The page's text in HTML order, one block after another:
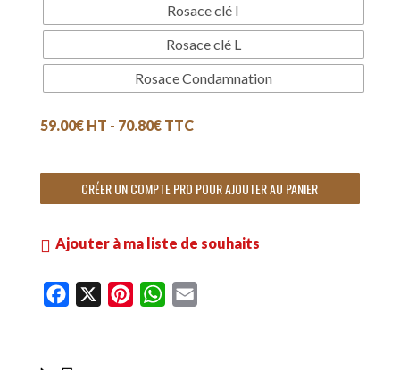
Rosace clé I
Rosace clé L
Rosace Condamnation
59.00€ HT - 70.80€TTC
CRÉER UN COMPTE PRO POUR AJOUTER AU PANIER
Ajouter à ma liste de souhaits
W